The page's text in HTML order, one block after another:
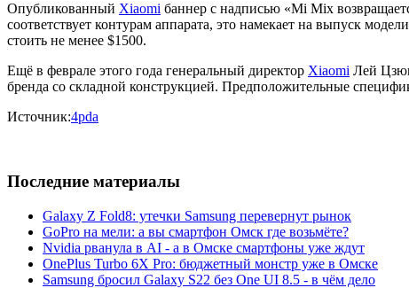
Опубликованный Xiaomi баннер с надписью «Mi Mix
соответствует контурам аппарата, это намекает на выпуск
стоить не менее $1500.
Ещё в феврале этого года генеральный директор Xiaomi Лей
бренда со складной конструкцией. Предположительные
Источник:4pda
Последние материалы
Galaxy Z Fold8: утечки Samsung перевернут рынок
GoPro на мели: а вы смартфон Омск где возьмёте?
Nvidia рванула в AI - а в Омске смартфоны уже ждут
OnePlus Turbo 6X Pro: бюджетный монстр уже в Омске
Samsung бросил Galaxy S22 без One UI 8.5 - в чём дело